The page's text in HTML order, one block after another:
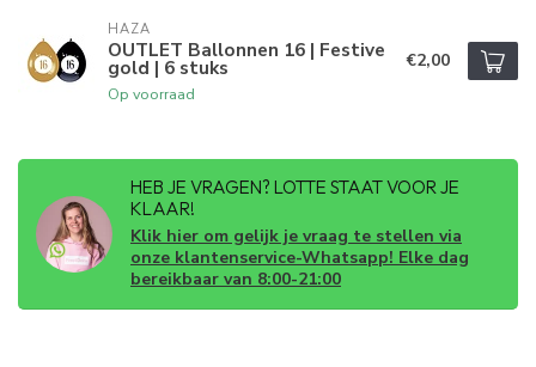
HAZA
OUTLET Ballonnen 16 | Festive
gold | 6 stuks
Op voorraad
€2,00
HEB JE VRAGEN? LOTTE STAAT VOOR JE
KLAAR!
Klik hier om gelijk je vraag te stellen via
onze klantenservice-Whatsapp! Elke dag
bereikbaar van 8:00-21:00